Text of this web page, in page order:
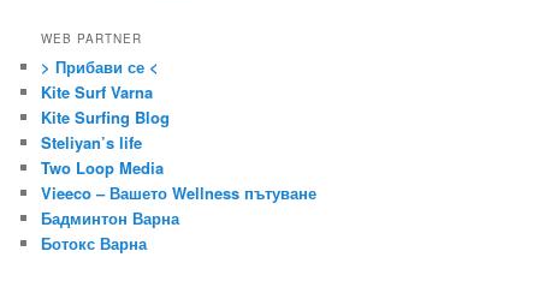
WEB PARTNER
> Прибави се <
Kite Surf Varna
Kite Surfing Blog
Steliyan’s life
Two Loop Media
Vieeco – Вашето Wellness пътуване
Бадминтон Варна
Ботокс Варна